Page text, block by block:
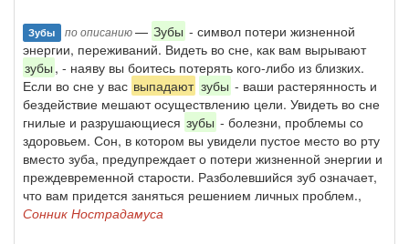
Зубы по описанию— Зубы - символ потери жизненной
энергии, переживаний. Видеть во сне, как вам вырывают
зубы , - наяву вы боитесь потерять кого-либо из близких.
Если во сне у вас выпадают зубы - ваши растерянность и
бездействие мешают осуществлению цели. Увидеть во сне
гнилые и разрушающиеся зубы - болезни, проблемы со
здоровьем. Сон, в котором вы увидели пустое место во рту
вместо зуба, предупреждает о потери жизненной энергии и
преждевременной старости. Разболевшийся зуб означает,
что вам придется заняться решением личных проблем.,
Сонник Нострадамуса